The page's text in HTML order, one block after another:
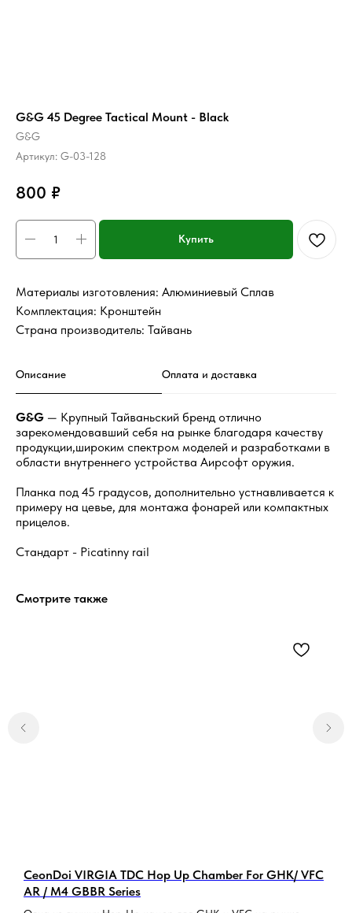
G&G 45 Degree Tactical Mount - Black
G&G
Артикул: G-03-128
800 ₽
Купить
Материалы изготовления: Алюминиевый Сплав
Комплектация: Кронштейн
Страна производитель: Тайвань
Описание Оплата и доставка
G&G — Крупный Тайваньский бренд отлично
зарекомендовавший себя на рынке благодаря качеству
продукции,широким спектром моделей и разработками в
области внутреннего устройства Аирсофт оружия.
Планка под 45 градусов, дополнительно устнавливается к
примеру на цевье, для монтажа фонарей или компактных
прицелов.
Стандарт - Picatinny rail
Смотрите также
CeonDoi VIRGIA TDC Hop Up Chamber For GHK/ VFC
AR / M4 GBBR Series
5.0